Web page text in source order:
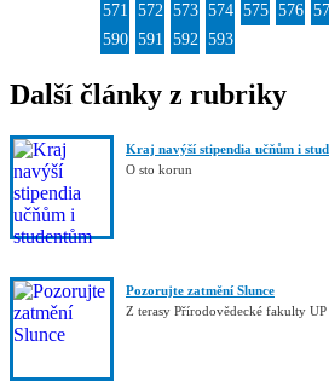
571 572 573 574 575 576
590 591 592 593
Další články z rubriky
Kraj navýší stipendia učňům i
O sto korun
Pozorujte zatmění Slunce
Z terasy Přírodovědecké fakulty UP